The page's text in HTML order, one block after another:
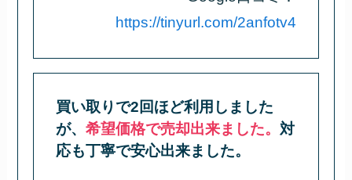
https://tinyurl.com/2anfotv4
買い取りで2回ほど利用しました
が、希望価格で売却出来ました。 対
応も丁寧で安心出来ました。